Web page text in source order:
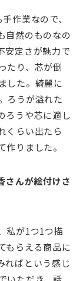
作業なので、
自然のものなの
安定さが魅力で
たり、芯が倒
した。綺麗に
ろうが溢れた
ろうや芯に適し
くらい出たら
りました。
さんが絵付けさ
私が1つ1つ描
もらえる商品に
ればという感じ